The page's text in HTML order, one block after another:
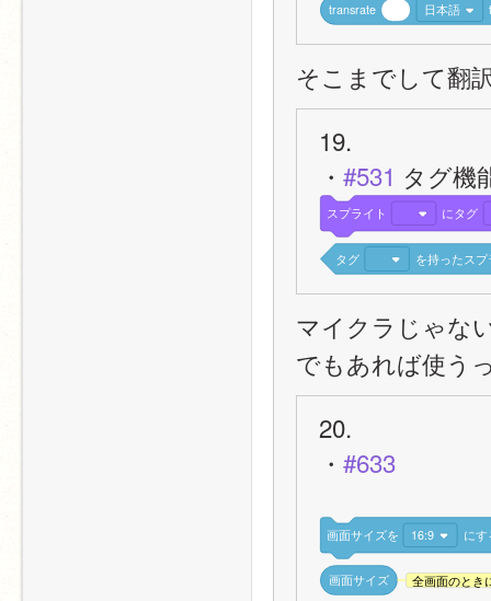
transrate 日本語
そこまでして翻
19.
・ #531 タグ機
スプライト にタグ
タグ を持ったス
マイクラじゃな
でもあれば使う
20.
・ #633
画面サイズを 16:9 にす
画面サイズ 全画面のとき